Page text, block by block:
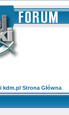
Strona Główna